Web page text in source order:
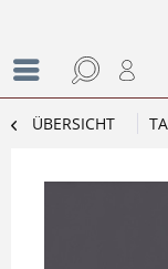
ÜBERSICHT